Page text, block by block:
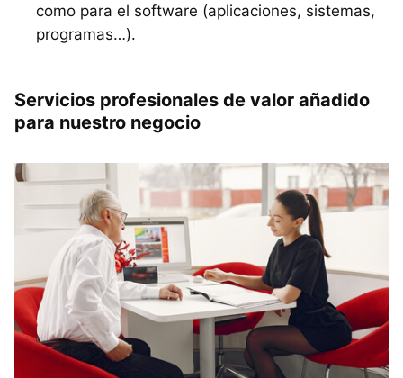
como para el software (aplicaciones, sistemas,
programas…).
Servicios profesionales de valor añadido
para nuestro negocio